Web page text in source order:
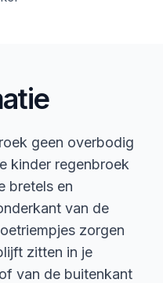
geen overbodig
kinder regenbroek
bretels en
van de
zorgen
zitten in je
van de buitenkant